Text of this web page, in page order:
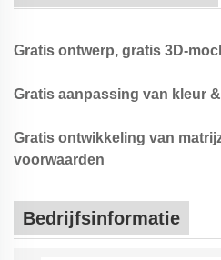
Gratis ontwerp, gratis 3D-
Gratis aanpassing van kleur
Gratis ontwikkeling van
voorwaarden
Bedrijfsinformatie